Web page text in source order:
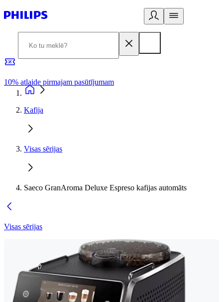
10% atlaide pirmajam pasūtījumam
Kafija
Visas sērijas
Saeco GranAroma Deluxe Espreso kafijas automāts
Visas sērijas